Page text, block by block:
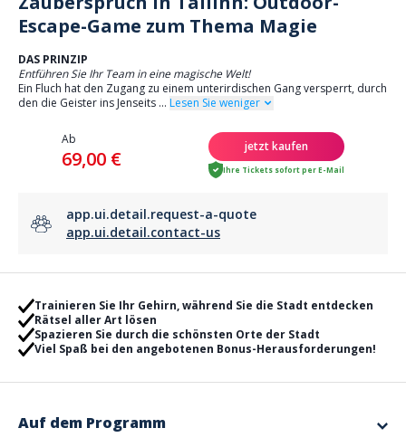
Escape-Game zum Thema Magie
DAS PRINZIP
Entführen Sie Ihr Team in eine magische Welt!
Ein Fluch hat den Zugang zu einem unterirdischen Gang versperrt, durch
den die Geister ins Jenseits ... Lesen Sie weniger
Ab
69,00 €
jetzt kaufen
Ihre Tickets sofort per E-Mail
app.ui.detail.request-a-quote
app.ui.detail.contact-us
Trainieren Sie Ihr Gehirn, während Sie die Stadt entdecken
Rätsel aller Art lösen
Spazieren Sie durch die schönsten Orte der Stadt
Viel Spaß bei den angebotenen Bonus-Herausforderungen!
Auf dem Programm